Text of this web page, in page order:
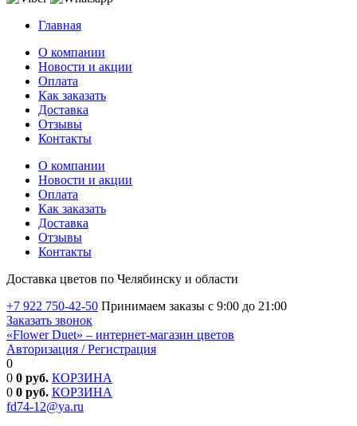
Главная
О компании
Новости и акции
Оплата
Как заказать
Доставка
Отзывы
Контакты
О компании
Новости и акции
Оплата
Как заказать
Доставка
Отзывы
Контакты
Доставка цветов по Челябинску и области
+7 922 750-42-50 Принимаем заказы с 9:00 до 21:00
Заказать звонок
«Flower Duet» – интернет-магазин цветов
Авторизация / Регистрация
0
0 0 руб. КОРЗИНА
0 0 руб. КОРЗИНА
fd74-12@ya.ru